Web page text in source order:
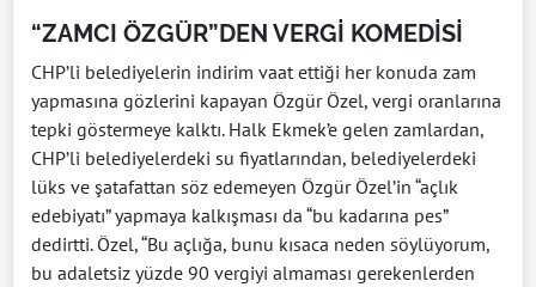
“ZAMCI ÖZGÜR”DEN VERGİ KOMEDİSİ
CHP’li belediyelerin indirim vaat ettiği her konuda zam
yapmasına gözlerini kapayan Özgür Özel, vergi oranlarına
tepki göstermeye kalktı. Halk Ekmek’e gelen zamlardan,
CHP’li belediyelerdeki su fiyatlarından, belediyelerdeki
lüks ve şatafattan söz edemeyen Özgür Özel’in “açlık
edebiyatı” yapmaya kalkışması da “bu kadarına pes”
dedirtti. Özel, “Bu açlığa, bunu kısaca neden söylüyorum,
bu adaletsiz yüzde 90 vergiyi almaması gerekenlerden